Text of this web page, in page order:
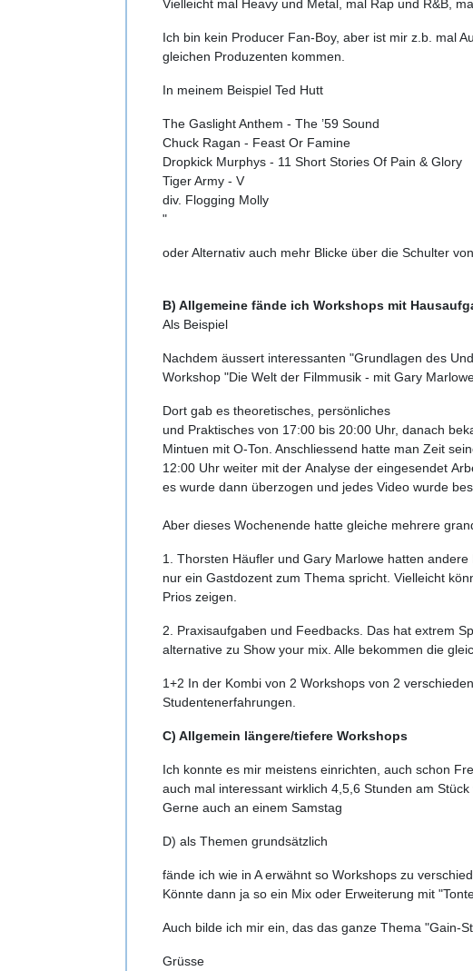
Vielleicht mal Heavy und Metal, mal Rap und R&B,
Ich bin kein Producer Fan-Boy, aber ist mir z.b. mal
gleichen Produzenten kommen.
In meinem Beispiel Ted Hutt
The Gaslight Anthem - The ’59 Sound
Chuck Ragan - Feast Or Famine
Dropkick Murphys - 11 Short Stories Of Pain & Glory
Tiger Army - V
div. Flogging Molly
"
oder Alternativ auch mehr Blicke über die Schulter
B) Allgemeine fände ich Workshops mit
Als Beispiel
Nachdem äussert interessanten "Grundlagen des
Workshop "Die Welt der Filmmusik - mit Gary
Dort gab es theoretisches, persönliches
und Praktisches von 17:00 bis 20:00 Uhr, danach
Mintuen mit O-Ton. Anschliessend hatte man Zeit
12:00 Uhr weiter mit der Analyse der eingesendet
es wurde dann überzogen und jedes Video wurde
Aber dieses Wochenende hatte gleiche mehrere
1. Thorsten Häufler und Gary Marlowe hatten
nur ein Gastdozent zum Thema spricht. Vielleicht
Prios zeigen.
2. Praxisaufgaben und Feedbacks. Das hat extrem
alternative zu Show your mix. Alle bekommen die
1+2 In der Kombi von 2 Workshops von 2
Studentenerfahrungen.
C) Allgemein längere/tiefere Workshops
Ich konnte es mir meistens einrichten, auch schon
auch mal interessant wirklich 4,5,6 Stunden am
Gerne auch an einem Samstag
D) als Themen grundsätzlich
fände ich wie in A erwähnt so Workshops zu
Könnte dann ja so ein Mix oder Erweiterung mit
Auch bilde ich mir ein, das das ganze Thema "Gain-
Grüsse